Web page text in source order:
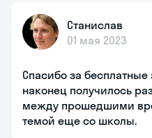
Станислав
01 мая 2023
Спасибо за
наконец получилось
между прошедшими
темой еще со школы.